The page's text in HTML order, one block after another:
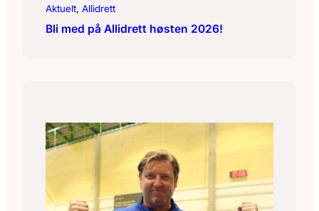
Aktuelt, Allidrett
Bli med på Allidrett høsten 2026!